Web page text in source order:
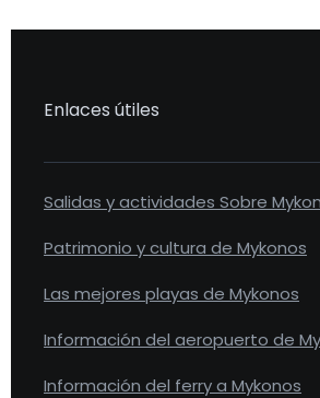
Enlaces útiles
Salidas y actividades Sobre
Patrimonio y cultura de Mykonos
Las mejores playas de Mykonos
Información del aeropuerto de
Información del ferry a Mykonos